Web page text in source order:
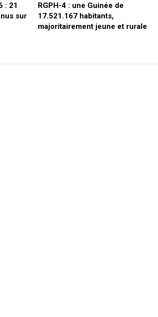
: 21
sur
RGPH-4 : une Guinée de
17.521.167 habitants,
majoritairement jeune et rurale